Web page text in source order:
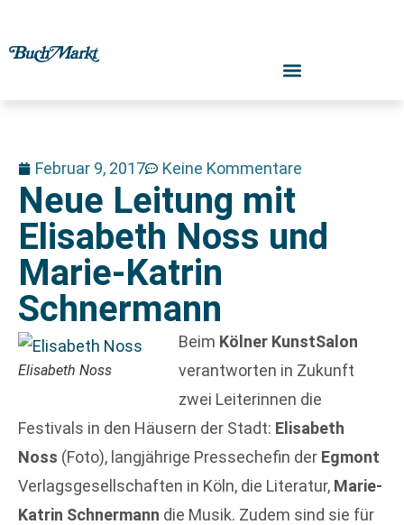
Februar 9, 2017 Keine Kommentare
Neue Leitung mit
Elisabeth Noss und
Marie-Katrin
Schnermann
Elisabeth Noss
Beim Kölner KunstSalon
verantworten in Zukunft
zwei Leiterinnen die
Festivals in den Häusern der Stadt: Elisabeth
Noss (Foto), langjährige Pressechefin der Egmont
Verlagsgesellschaften in Köln, die Literatur, Marie-
Katrin Schnermann die Musik. Zudem sind sie für